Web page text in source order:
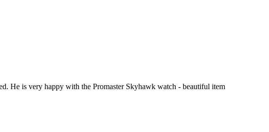
He is very happy with the Promaster Skyhawk watch - beautiful item